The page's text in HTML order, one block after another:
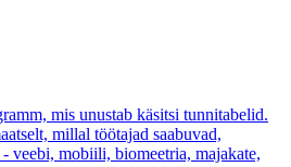
mis unustab käsitsi tunnitabelid.
millal töötajad saabuvad,
veebi, mobiili, biomeetria, majakate,